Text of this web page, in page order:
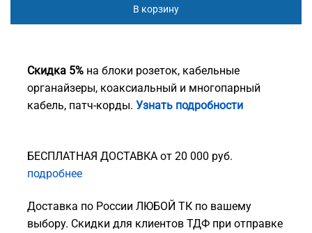
В корзину
Скидка 5% на блоки розеток, кабельные
органайзеры, коаксиальный и многопарный
кабель, патч-корды. Узнать подробности
БЕСПЛАТНАЯ ДОСТАВКА от 20 000 руб.
подробнее
Доставка по России ЛЮБОЙ ТК по вашему
выбору. Скидки для клиентов ТДФ при отправке